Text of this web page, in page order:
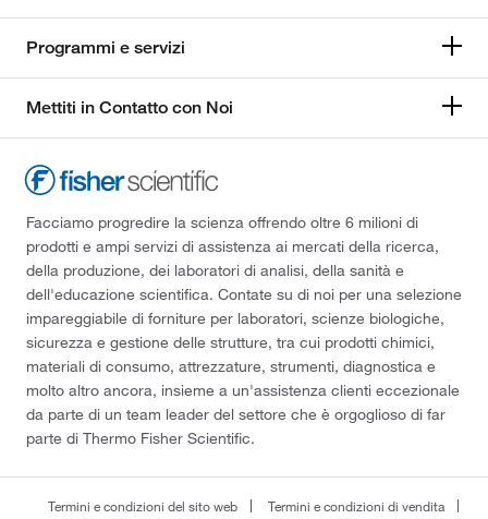
Programmi e servizi
Mettiti in Contatto con Noi
Facciamo progredire la scienza offrendo oltre 6 milioni di
prodotti e ampi servizi di assistenza ai mercati della ricerca,
della produzione, dei laboratori di analisi, della sanità e
dell'educazione scientifica. Contate su di noi per una selezione
impareggiabile di forniture per laboratori, scienze biologiche,
sicurezza e gestione delle strutture, tra cui prodotti chimici,
materiali di consumo, attrezzature, strumenti, diagnostica e
molto altro ancora, insieme a un'assistenza clienti eccezionale
da parte di un team leader del settore che è orgoglioso di far
parte di Thermo Fisher Scientific.
Termini e condizioni del sito web Termini e condizioni di vendita